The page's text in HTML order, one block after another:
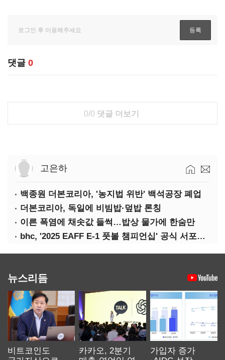
댓글 0
0/0 댓글 더보기
고은하
백종원 더본코리아, '농지법 위반' 백석공장 폐업
더본코리아, 독일에 비빔밥·덮밥 론칭
이른 폭염에 채솟값 들썩…밥상 물가에 한숨만
bhc, '2025 EAFF E-1 풋볼 챔피언십' 공식 서포터 참여
뉴스리듬
비트코인도
카카오, 2분기
가입자 증가